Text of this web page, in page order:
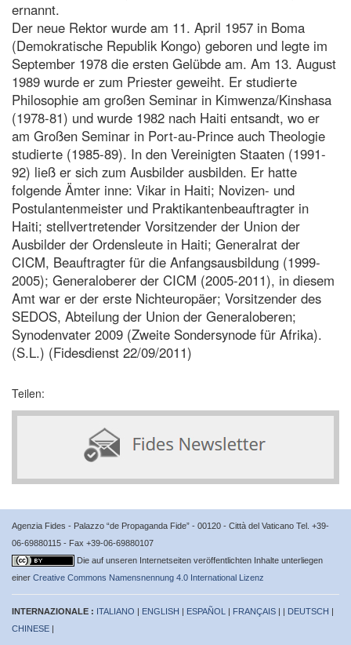
ernannt.
Der neue Rektor wurde am 11. April 1957 in Boma
(Demokratische Republik Kongo) geboren und legte im
September 1978 die ersten Gelübde am. Am 13. August
1989 wurde er zum Priester geweiht. Er studierte
Philosophie am großen Seminar in Kimwenza/Kinshasa
(1978-81) und wurde 1982 nach Haiti entsandt, wo er
am Großen Seminar in Port-au-Prince auch Theologie
studierte (1985-89). In den Vereinigten Staaten (1991-
92) ließ er sich zum Ausbilder ausbilden. Er hatte
folgende Ämter inne: Vikar in Haiti; Novizen- und
Postulantenmeister und Praktikantenbeauftragter in
Haiti; stellvertretender Vorsitzender der Union der
Ausbilder der Ordensleute in Haiti; Generalrat der
CICM, Beauftragter für die Anfangsausbildung (1999-
2005); Generaloberer der CICM (2005-2011), in diesem
Amt war er der erste Nichteuropäer; Vorsitzender des
SEDOS, Abteilung der Union der Generaloberen;
Synodenvater 2009 (Zweite Sondersynode für Afrika).
(S.L.) (Fidesdienst 22/09/2011)
Teilen:
Agenzia Fides - Palazzo “de Propaganda Fide” - 00120 - Città del Vaticano Tel. +39-
06-69880115 - Fax +39-06-69880107
Die auf unseren Internetseiten veröffentlichten Inhalte unterliegen
einer Creative Commons Namensnennung 4.0 International Lizenz
INTERNAZIONALE : ITALIANO | ENGLISH | ESPAÑOL | FRANÇAIS | | DEUTSCH |
CHINESE |